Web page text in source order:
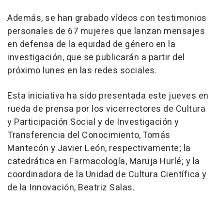
Además, se han grabado vídeos con testimonios
personales de 67 mujeres que lanzan mensajes
en defensa de la equidad de género en la
investigación, que se publicarán a partir del
próximo lunes en las redes sociales.
Esta iniciativa ha sido presentada este jueves en
rueda de prensa por los vicerrectores de Cultura
y Participación Social y de Investigación y
Transferencia del Conocimiento, Tomás
Mantecón y Javier León, respectivamente; la
catedrática en Farmacología, Maruja Hurlé; y la
coordinadora de la Unidad de Cultura Científica y
de la Innovación, Beatriz Salas.